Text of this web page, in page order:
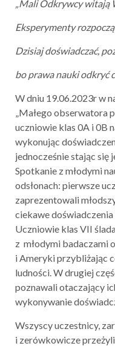
„Mali Odkrywcy witają
Eksperymenty
Dzisiaj doświadczać,
bo prawa nauki odkryć
W dniu 19.06.2023r w
„Małego obserwatora
uczniowie klas 0A i 0B
wykonując
jednocześnie stając
Spotkanie z młodymi
odsłonach: pierwsze
zaprezentowali
ciekawe
Uczniowie klas VII
z młodymi badaczami
i Ameryki przybliżając
ludności. W drugiej
poznawali otaczający
wykonywanie
Wszyscy uczestnicy,
i zerówkowicze